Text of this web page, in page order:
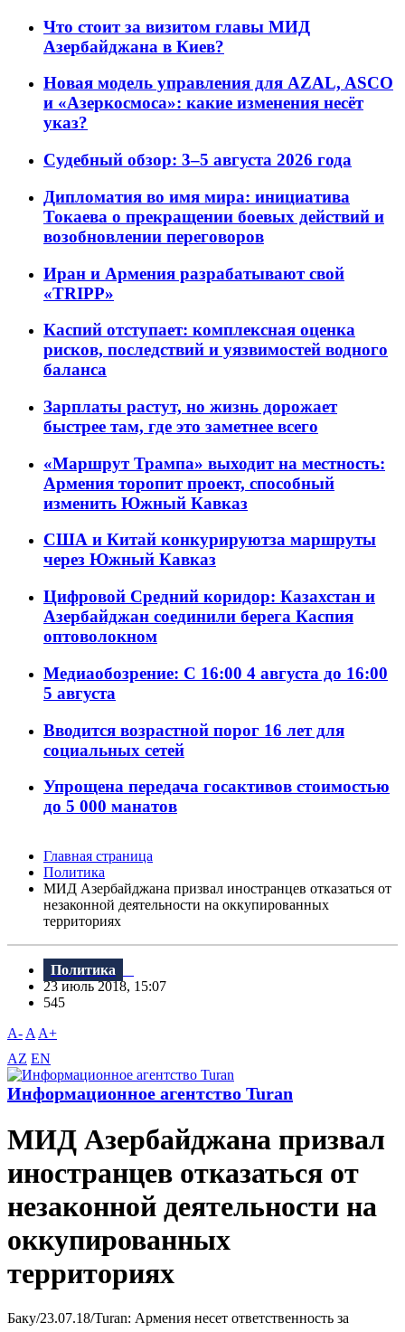
Что стоит за визитом главы МИД
Азербайджана в Киев?
Новая модель управления для AZAL, ASCO
и «Азеркосмоса»: какие изменения несёт
указ?
Судебный обзор: 3–5 августа 2026 года
Дипломатия во имя мира: инициатива
Токаева о прекращении боевых действий и
возобновлении переговоров
Иран и Армения разрабатывают свой
«TRIPP»
Каспий отступает: комплексная оценка
рисков, последствий и уязвимостей водного
баланса
Зарплаты растут, но жизнь дорожает
быстрее там, где это заметнее всего
«Маршрут Трампа» выходит на местность:
Армения торопит проект, способный
изменить Южный Кавказ
США и Китай конкурируютза маршруты
через Южный Кавказ
Цифровой Средний коридор: Казахстан и
Азербайджан соединили берега Каспия
оптоволокном
Медиаобозрение: С 16:00 4 августа до 16:00
5 августа
Вводится возрастной порог 16 лет для
социальных сетей
Упрощена передача госактивов стоимостью
до 5 000 манатов
Главная страница
Политика
МИД Азербайджана призвал иностранцев отказаться от
незаконной деятельности на оккупированных
территориях
Политика
23 июль 2018, 15:07
545
A- A A+
AZ EN
Информационное агентство Turan
МИД Азербайджана призвал
иностранцев отказаться от
незаконной деятельности на
оккупированных
территориях
Баку/23.07.18/Turan: Армения несет ответственность за